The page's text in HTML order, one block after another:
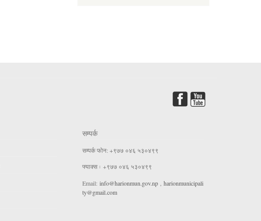
सम्पर्क
सम्पर्क फोन: +९७७ ०४६ ५३०४९९
फ्याक्स ः +९७७ ०४६ ५३०४९९
Email: info@harionmun.gov.np, harionmunicipali
ty@gmail.com